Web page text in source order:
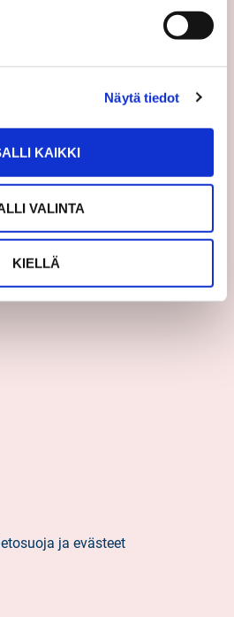
Näytä tiedot
KAIKKI
VALINTA
KIELLÄ
ja evästeet